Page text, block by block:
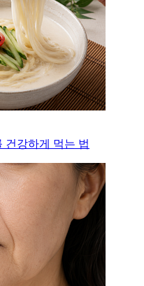
건강하게 먹는 법